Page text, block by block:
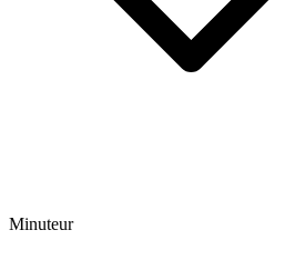
Minuteur